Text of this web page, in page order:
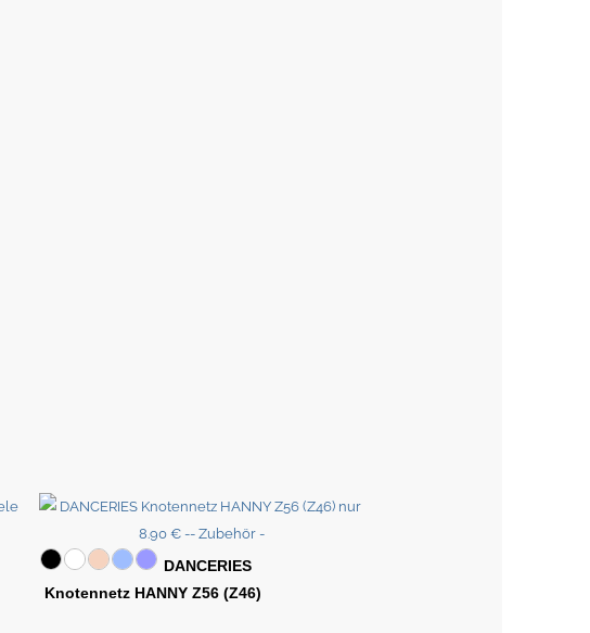
DANCERIES
Knotennetz HANNY Z56 (Z46)